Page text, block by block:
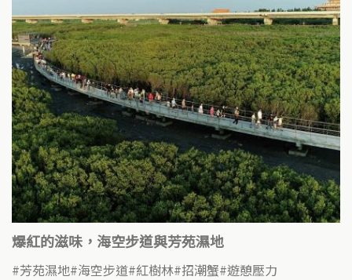
爆紅的滋味，海空步道與芳苑濕地
芳苑濕地 海空步道 紅樹林 招潮蟹 遊憩壓力